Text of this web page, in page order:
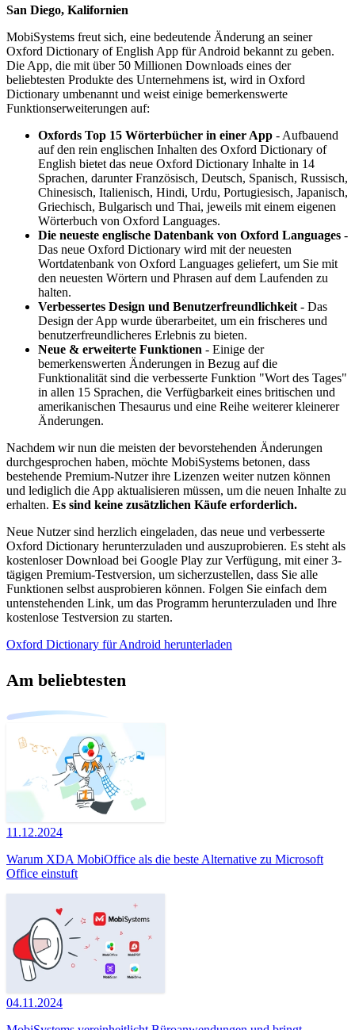
San Diego, Kalifornien
MobiSystems freut sich, eine bedeutende Änderung an seiner
Oxford Dictionary of English App für Android bekannt zu geben.
Die App, die mit über 50 Millionen Downloads eines der
beliebtesten Produkte des Unternehmens ist, wird in Oxford
Dictionary umbenannt und weist einige bemerkenswerte
Funktionserweiterungen auf:
Oxfords Top 15 Wörterbücher in einer App - Aufbauend
auf den rein englischen Inhalten des Oxford Dictionary of
English bietet das neue Oxford Dictionary Inhalte in 14
Sprachen, darunter Französisch, Deutsch, Spanisch, Russisch,
Chinesisch, Italienisch, Hindi, Urdu, Portugiesisch, Japanisch,
Griechisch, Bulgarisch und Thai, jeweils mit einem eigenen
Wörterbuch von Oxford Languages.
Die neueste englische Datenbank von Oxford Languages -
Das neue Oxford Dictionary wird mit der neuesten
Wortdatenbank von Oxford Languages geliefert, um Sie mit
den neuesten Wörtern und Phrasen auf dem Laufenden zu
halten.
Verbessertes Design und Benutzerfreundlichkeit - Das
Design der App wurde überarbeitet, um ein frischeres und
benutzerfreundlicheres Erlebnis zu bieten.
Neue & erweiterte Funktionen - Einige der
bemerkenswerten Änderungen in Bezug auf die
Funktionalität sind die verbesserte Funktion "Wort des Tages"
in allen 15 Sprachen, die Verfügbarkeit eines britischen und
amerikanischen Thesaurus und eine Reihe weiterer kleinerer
Änderungen.
Nachdem wir nun die meisten der bevorstehenden Änderungen
durchgesprochen haben, möchte MobiSystems betonen, dass
bestehende Premium-Nutzer ihre Lizenzen weiter nutzen können
und lediglich die App aktualisieren müssen, um die neuen Inhalte zu
erhalten. Es sind keine zusätzlichen Käufe erforderlich.
Neue Nutzer sind herzlich eingeladen, das neue und verbesserte
Oxford Dictionary herunterzuladen und auszuprobieren. Es steht als
kostenloser Download bei Google Play zur Verfügung, mit einer 3-
tägigen Premium-Testversion, um sicherzustellen, dass Sie alle
Funktionen selbst ausprobieren können. Folgen Sie einfach dem
untenstehenden Link, um das Programm herunterzuladen und Ihre
kostenlose Testversion zu starten.
Oxford Dictionary für Android herunterladen
Am beliebtesten
11.12.2024
Warum XDA MobiOffice als die beste Alternative zu Microsoft
Office einstuft
04.11.2024